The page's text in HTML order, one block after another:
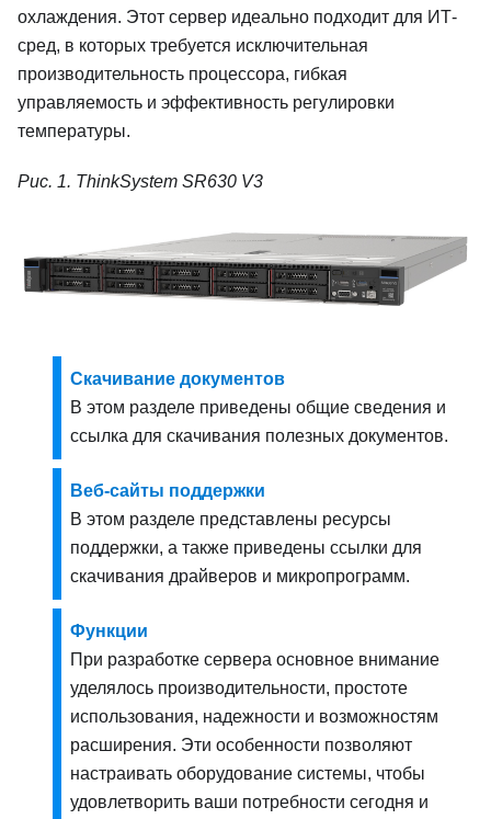
охлаждения. Этот сервер идеально подходит для ИТ-
сред, в которых требуется исключительная
производительность процессора, гибкая
управляемость и эффективность регулировки
температуры.
Рис. 1. ThinkSystem SR630 V3
Скачивание документов
В этом разделе приведены общие сведения и
ссылка для скачивания полезных документов.
Веб-сайты поддержки
В этом разделе представлены ресурсы
поддержки, а также приведены ссылки для
скачивания драйверов и микропрограмм.
Функции
При разработке сервера основное внимание
уделялось производительности, простоте
использования, надежности и возможностям
расширения. Эти особенности позволяют
настраивать оборудование системы, чтобы
удовлетворить ваши потребности сегодня и